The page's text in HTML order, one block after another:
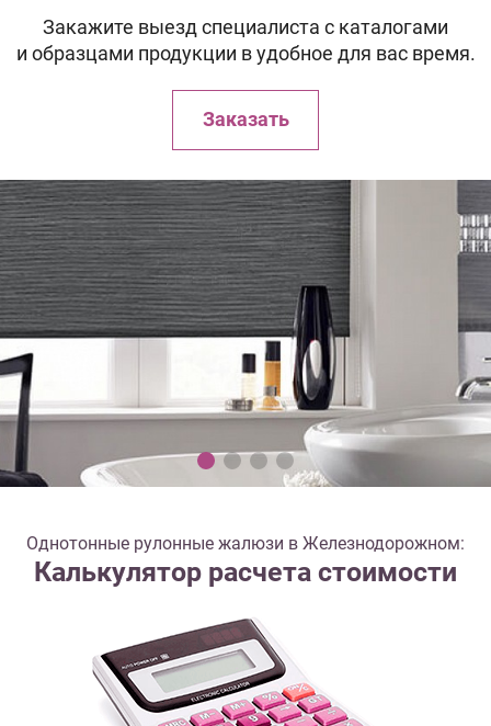
Закажите выезд специалиста с каталогами
и образцами продукции в удобное для вас время.
Заказать
Однотонные рулонные жалюзи в Железнодорожном:
Калькулятор расчета стоимости